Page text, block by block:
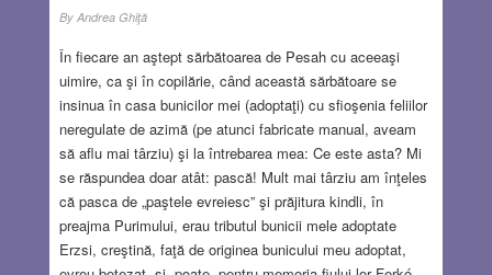
By Andrea Ghiţă
În fiecare an aştept sărbătoarea de Pesah cu aceeaşi
uimire, ca şi în copilărie, când această sărbătoare se
insinua în casa bunicilor mei (adoptaţi) cu sfioşenia feliilor
neregulate de azimă (pe atunci fabricate manual, aveam
să aflu mai târziu) şi la întrebarea mea: Ce este asta? Mi
se răspundea doar atât: pască! Mult mai târziu am înţeles
că pasca de „paştele evreiesc” şi prăjitura kindli, în
preajma Purimului, erau tributul bunicii mele adoptate
Erzsi, creştină, faţă de originea bunicului meu adoptat,